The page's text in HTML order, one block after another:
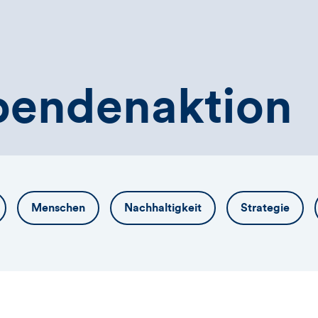
Menschen Nachhaltigkeit Strategie